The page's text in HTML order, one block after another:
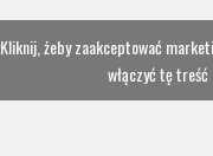
Kliknij, żeby zaakceptować
włączyć tę treść